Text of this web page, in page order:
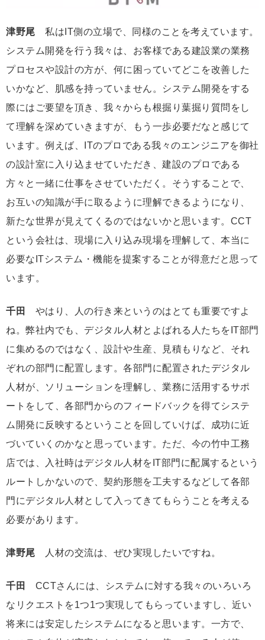
津野尾 私はIT側の立場で、同様のことを考えています。
システム開発を行う我々は、お客様である建設業の業務
プロセスや設計の方が、何に困っていてどこを改善した
いかなど、肌感を持っていません。システム開発をする
際にはご要望を頂き、我々からも根掘り葉掘り質問をし
て理解を深めていきますが、もう一歩必要だなと感じて
います。例えば、ITのプロである我々のエンジニアを御社
の設計室に入り込ませていただき、建設のプロである
方々と一緒に仕事をさせていただく。そうすることで、
お互いの知識が手に取るように理解できるようになり、
新たな世界が見えてくるのではないかと思います。CCT
という会社は、現場に入り込み現場を理解して、本当に
必要なITシステム・機能を提案することが得意だと思って
います。
千田
やはり、人の行き来というのはとても重要ですよ
ね。弊社内でも、デジタル人材とよばれる人たちをIT部門
に集めるのではなく、設計や生産、見積もりなど、それ
ぞれの部門に配置します。各部門に配置されたデジタル
人材が、ソリューションを理解し、業務に活用するサポ
ートをして、各部門からのフィードバックを得てシステ
ム開発に反映するということを回していけば、成功に近
づいていくのかなと思っています。ただ、今の竹中工務
店では、入社時はデジタル人材をIT部門に配属するという
ルートしかないので、契約形態を工夫するなどして各部
門にデジタル人材として入ってきてもらうことを考える
必要があります。
津野尾 人材の交流は、ぜひ実現したいですね。
千田
CCTさんには、システムに対する我々のいろいろ
なリクエストを1つ1つ実現してもらっていますし、近い
将来には安定したシステムになると思います。一方で、